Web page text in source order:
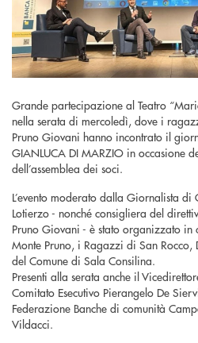
Grande partecipazione al Teatro
nella serata di mercoledì, dove i
Pruno Giovani hanno incontrato il
GIANLUCA DI MARZIO in occasione
dell’assemblea dei soci.
L’evento moderato dalla Giornalista
Lotierzo - nonché consigliera del
Pruno Giovani - è stato organizzato in
Monte Pruno, i Ragazzi di San
del Comune di Sala Consilina.
Presenti alla serata anche il
Comitato Esecutivo Pierangelo De
Federazione Banche di comunità
Vildacci.